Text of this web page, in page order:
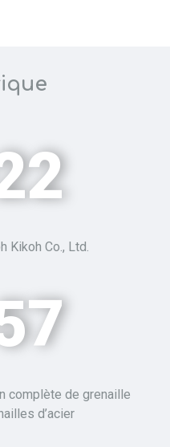
Kikoh Co., Ltd.
complète de grenaille
d’acier